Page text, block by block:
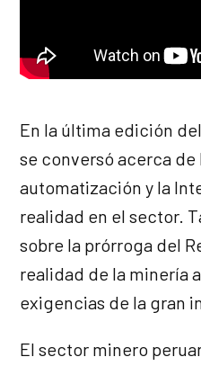
En la última edición
se conversó acerca de
automatización y la
realidad en el sector.
sobre la prórroga del
realidad de la minería
exigencias de la gran
El sector minero